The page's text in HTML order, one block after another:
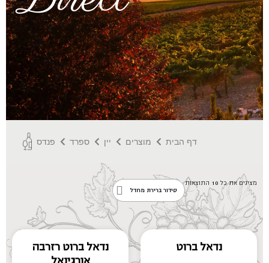
דף הבית מוצרים יין ספרד פנדס
מציגים את כל ⁦10⁩ התוצאות
נדאל ברוט
נדאל ברוט רזרבה